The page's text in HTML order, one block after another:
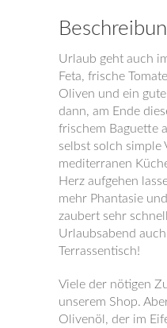
Urlaub geht auch
Feta, frische
Oliven und ein
dann, am Ende
frischem Baguette
selbst solch simple
mediterranen
Herz aufgehen
mehr Phantasie
zaubert sehr
Urlaubsabend
Terrassentisch!
Viele der nötigen
unserem Shop.
Olivenöl, der im